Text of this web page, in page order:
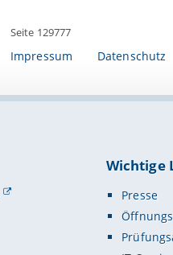
Seite 129777
Impressum Datenschutz
Wichtige
Presse